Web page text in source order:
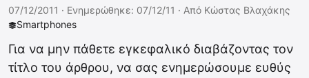
Smartphones
07/12/2011 · Ενημερώθηκε: 07/12/11 · Από Κώστας Βλαχάκης
Για να μην πάθετε εγκεφαλικό διαβάζοντας τον
τίτλο του άρθρου, να σας ενημερώσουμε ευθύς